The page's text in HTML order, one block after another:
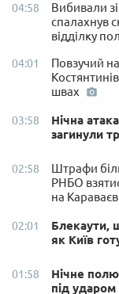
04:58
Вибивали
спалахнув
відділку
04:01
Повзучий
швах
03:58
Нічна
загинули
02:58
Штрафи
РНБО
на
02:01
Блекаути,
як Київ
01:58
Нічне
під ударом